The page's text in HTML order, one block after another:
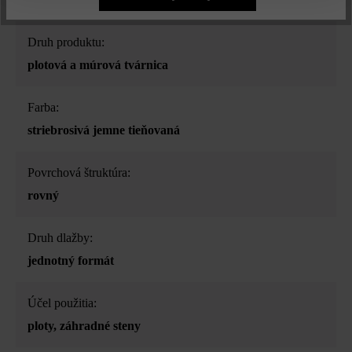
Druh produktu:
plotová a múrová tvárnica
Farba:
striebrosivá jemne tieňovaná
Povrchová štruktúra:
rovný
Druh dlažby:
jednotný formát
Účel použitia:
ploty, záhradné steny